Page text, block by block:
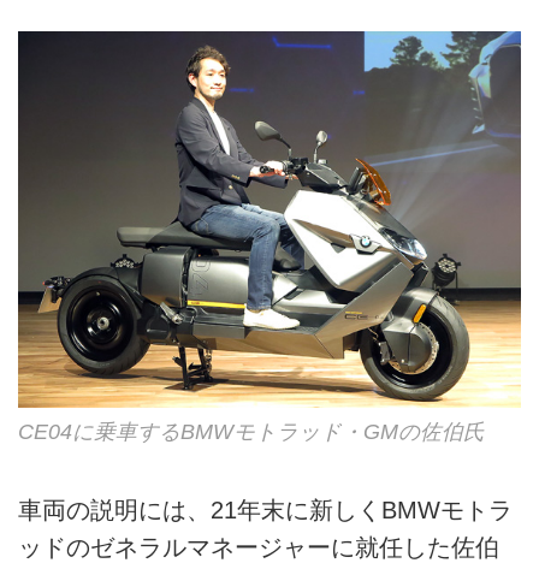
CE04に乗車するBMWモトラッド・GMの佐伯氏
車両の説明には、21年末に新しくBMWモトラ
ッドのゼネラルマネージャーに就任した佐伯